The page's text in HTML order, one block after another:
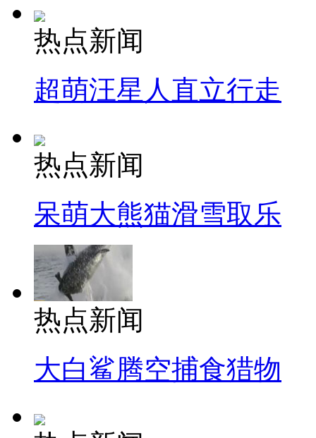
热点新闻
超萌汪星人直立行走
热点新闻
呆萌大熊猫滑雪取乐
热点新闻
大白鲨腾空捕食猎物